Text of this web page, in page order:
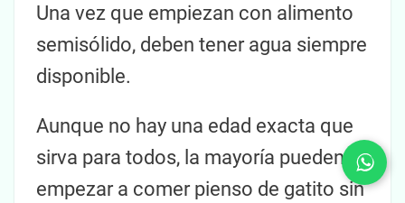
Una vez que empiezan con alimento
semisólido, deben tener agua siempre
disponible.
Aunque no hay una edad exacta que
sirva para todos, la mayoría pueden
empezar a comer pienso de gatito sin